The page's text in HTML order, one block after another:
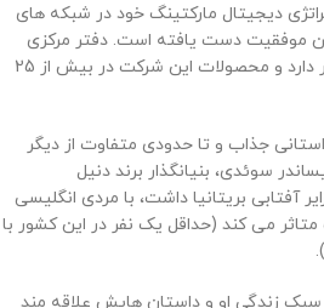
دیجیتال مارکتینگ خود در شبکه های
این موفقیت دست یافته است. دفتر مرکزی
این شرکت در مرکز استکهلم قرار دارد و محصولات این شرکت در بیش از 25
جذاب و تا حدودی متفاوت از دیگر
سوئدی، بنیانگذار برند دنیل
آفتابی بریتانیا داشت، با مردی انگلیسی
می کند (حداقل یک نفر در این کشور با
زندگی او و داستان هایش علاقه مند